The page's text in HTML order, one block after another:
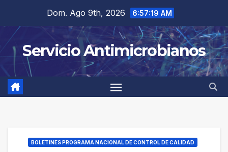
contenido
Dom. Ago 9th, 2026 6:57:19 AM
Servicio Antimicrobianos
BOLETINES PROGRAMA NACIONAL DE CONTROL DE CALIDAD